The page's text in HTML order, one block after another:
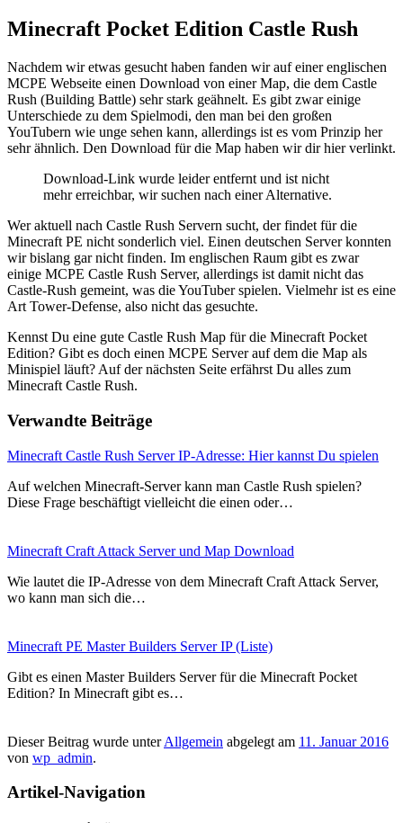
Minecraft Pocket Edition Castle Rush
Nachdem wir etwas gesucht haben fanden wir auf einer englischen
MCPE Webseite einen Download von einer Map, die dem Castle
Rush (Building Battle) sehr stark geähnelt. Es gibt zwar einige
Unterschiede zu dem Spielmodi, den man bei den großen
YouTubern wie unge sehen kann, allerdings ist es vom Prinzip her
sehr ähnlich. Den Download für die Map haben wir dir hier verlinkt.
Download-Link wurde leider entfernt und ist nicht
mehr erreichbar, wir suchen nach einer Alternative.
Wer aktuell nach Castle Rush Servern sucht, der findet für die
Minecraft PE nicht sonderlich viel. Einen deutschen Server konnten
wir bislang gar nicht finden. Im englischen Raum gibt es zwar
einige MCPE Castle Rush Server, allerdings ist damit nicht das
Castle-Rush gemeint, was die YouTuber spielen. Vielmehr ist es eine
Art Tower-Defense, also nicht das gesuchte.
Kennst Du eine gute Castle Rush Map für die Minecraft Pocket
Edition? Gibt es doch einen MCPE Server auf dem die Map als
Minispiel läuft? Auf der nächsten Seite erfährst Du alles zum
Minecraft Castle Rush.
Verwandte Beiträge
Minecraft Castle Rush Server IP-Adresse: Hier kannst Du spielen
Auf welchen Minecraft-Server kann man Castle Rush spielen?
Diese Frage beschäftigt vielleicht die einen oder…
Minecraft Craft Attack Server und Map Download
Wie lautet die IP-Adresse von dem Minecraft Craft Attack Server,
wo kann man sich die…
Minecraft PE Master Builders Server IP (Liste)
Gibt es einen Master Builders Server für die Minecraft Pocket
Edition? In Minecraft gibt es…
Dieser Beitrag wurde unterAllgemein abgelegt am 11. Januar 2016
von wp_admin.
Artikel-Navigation